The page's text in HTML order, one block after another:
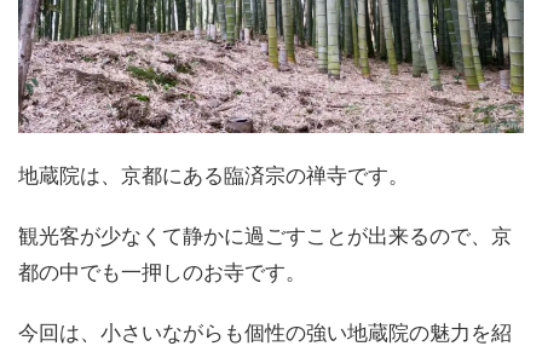
地蔵院は、京都にある臨済宗の禅寺です。
観光客が少なくて静かに過ごすことが出来るので、京
都の中でも一押しのお寺です。
今回は、小さいながらも個性の強い地蔵院の魅力を紹